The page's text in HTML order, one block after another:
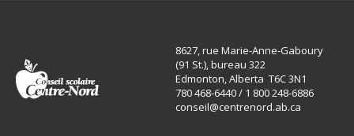
8627, rue Marie-Anne-Gaboury
(91 St.), bureau 322
Edmonton, Alberta T6C 3N1
780 468-6440 / 1 800 248-6886
conseil@centrenord.ab.ca